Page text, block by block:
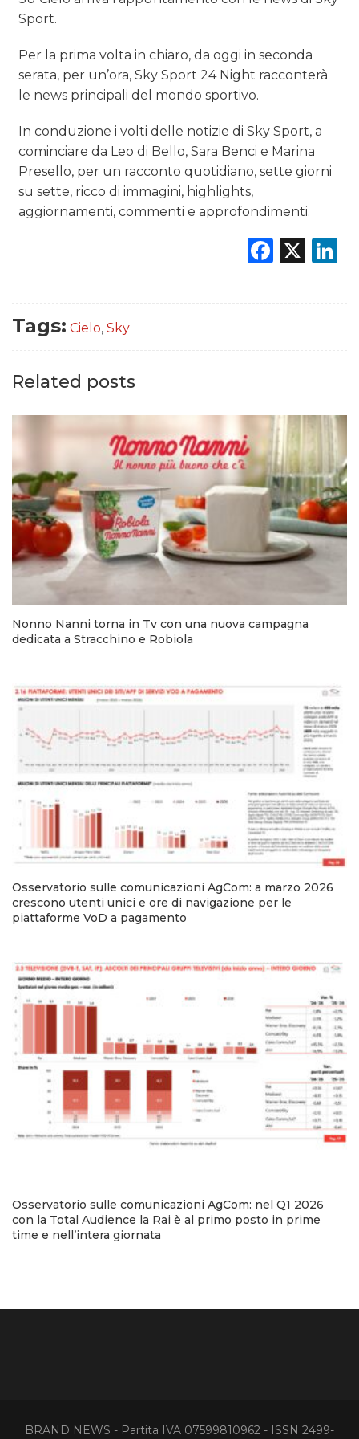
PREVISIONI/SCENARI
TREND
CASE HISTORY
Sport.
Per la prima volta in chiaro, da oggi in seconda
serata, per un’ora, Sky Sport 24 Night racconterà
le news principali del mondo sportivo.
In conduzione i volti delle notizie di Sky Sport, a
cominciare da Leo di Bello, Sara Benci e Marina
Presello, per un racconto quotidiano, sette giorni
su sette, ricco di immagini, highlights,
aggiornamenti, commenti e approfondimenti.
X
Tags: Cielo, Sky
Related posts
Nonno Nanni torna in Tv con una nuova campagna
dedicata a Stracchino e Robiola
Osservatorio sulle comunicazioni AgCom: a marzo 2026
crescono utenti unici e ore di navigazione per le
piattaforme VoD a pagamento
Osservatorio sulle comunicazioni AgCom: nel Q1 2026
con la Total Audience la Rai è al primo posto in prime
time e nell’intera giornata
BRAND NEWS - Partita IVA 07599810962 - ISSN 2499-